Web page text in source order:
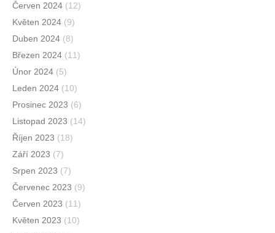
Červen 2024 (12)
Květen 2024 (9)
Duben 2024 (8)
Březen 2024 (11)
Únor 2024 (5)
Leden 2024 (10)
Prosinec 2023 (6)
Listopad 2023 (14)
Říjen 2023 (18)
Září 2023 (7)
Srpen 2023 (7)
Červenec 2023 (9)
Červen 2023 (11)
Květen 2023 (10)